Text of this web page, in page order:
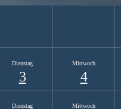
Dienstag
3
Mittwoch
4
Dienstag Mittwoch